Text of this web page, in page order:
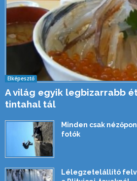
Elképesztő
A világ egyik legbizarrabb
tintahal tál
Minden csak
fotók
Lélegzetelállító